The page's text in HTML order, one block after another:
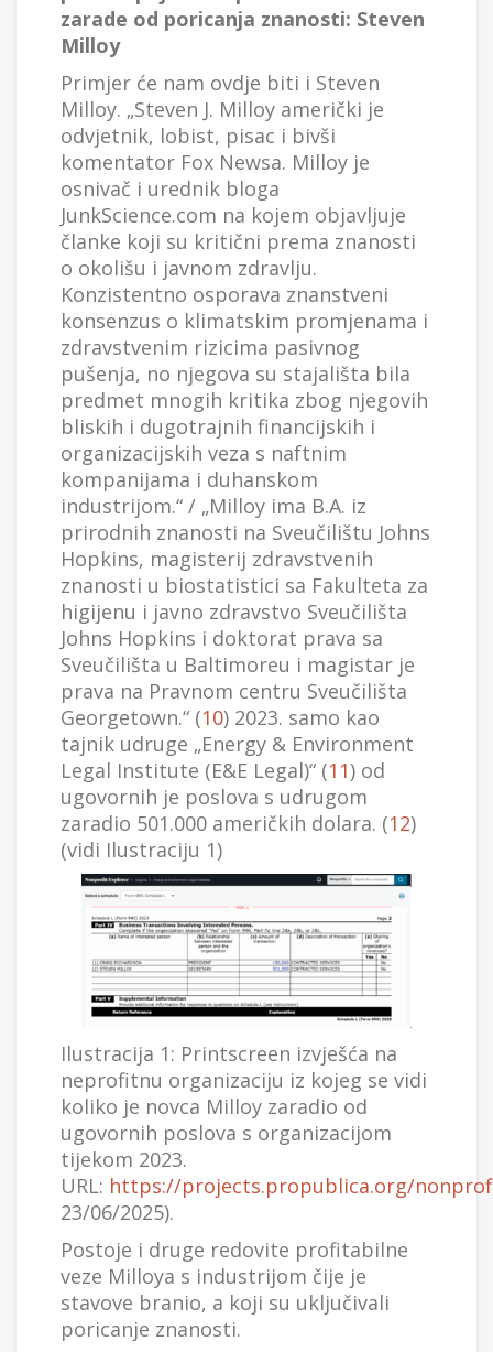
zarade od poricanja znanosti: Steven
Milloy
Primjer će nam ovdje biti i Steven
Milloy. „Steven J. Milloy američki je
odvjetnik, lobist, pisac i bivši
komentator Fox Newsa. Milloy je
osnivač i urednik bloga
JunkScience.com na kojem objavljuje
članke koji su kritični prema znanosti
o okolišu i javnom zdravlju.
Konzistentno osporava znanstveni
konsenzus o klimatskim promjenama i
zdravstvenim rizicima pasivnog
pušenja, no njegova su stajališta bila
predmet mnogih kritika zbog njegovih
bliskih i dugotrajnih financijskih i
organizacijskih veza s naftnim
kompanijama i duhanskom
industrijom.“ / „Milloy ima B.A. iz
prirodnih znanosti na Sveučilištu Johns
Hopkins, magisterij zdravstvenih
znanosti u biostatistici sa Fakulteta za
higijenu i javno zdravstvo Sveučilišta
Johns Hopkins i doktorat prava sa
Sveučilišta u Baltimoreu i magistar je
prava na Pravnom centru Sveučilišta
Georgetown.“ (10) 2023. samo kao
tajnik udruge „Energy & Environment
Legal Institute (E&E Legal)“ (11) od
ugovornih je poslova s udrugom
zaradio 501.000 američkih dolara. (12)
(vidi Ilustraciju 1)
Ilustracija 1: Printscreen izvješća na
neprofitnu organizaciju iz kojeg se vidi
koliko je novca Milloy zaradio od
ugovornih poslova s organizacijom
tijekom 2023.
URL: https://projects.propublica.org/
23/06/2025).
Postoje i druge redovite profitabilne
veze Milloya s industrijom čije je
stavove branio, a koji su uključivali
poricanje znanosti.